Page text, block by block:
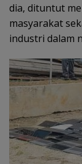
dia, dituntut
masyarakat
industri dalam